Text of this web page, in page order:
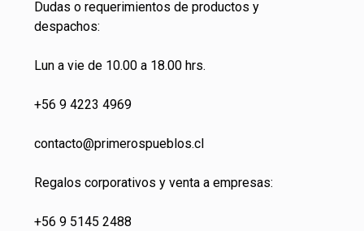
Dudas o requerimientos de productos y
despachos:
Lun a vie de 10.00 a 18.00 hrs.
+56 9 4223 4969
contacto@primerospueblos.cl
Regalos corporativos y venta a empresas:
+56 9 5145 2488